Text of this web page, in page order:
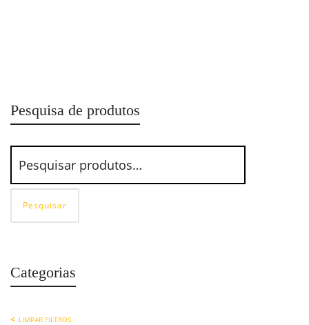
Pesquisa de produtos
Pesquisar
Categorias
LIMPAR FILTROS